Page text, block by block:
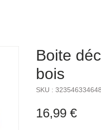
Boite
bois
SKU :
16,99 €Prix